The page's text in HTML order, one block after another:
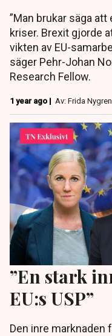
”Man brukar säga
kriser. Brexit gjorde
vikten av EU-
säger Pehr-Johan
Research Fellow.
1 year ago | Av: Frida Nygren
”En stark
EU:s USP”
Den inre marknaden